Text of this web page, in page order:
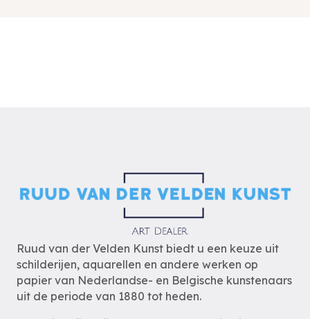
Ruud van der Velden Kunst biedt u een keuze uit
schilderijen, aquarellen en andere werken op
papier van Nederlandse- en Belgische kunstenaars
uit de periode van 1880 tot heden.